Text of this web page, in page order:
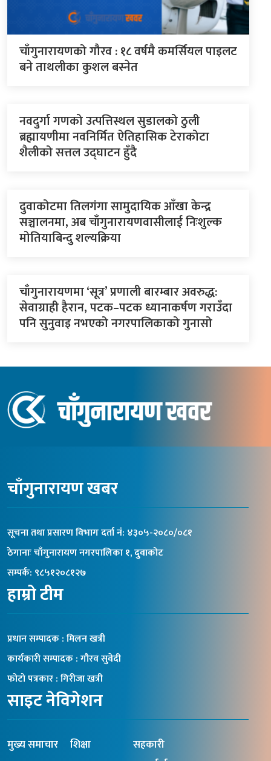
चाँगुनारायणको गौरव : १८ वर्षमै कमर्सियल पाइलट
बने ताथलीका कुशल बस्नेत
नवदुर्गा गणको उत्पत्तिस्थल सुडालको ठुली
ब्रह्मायणीमा नवनिर्मित ऐतिहासिक टेराकोटा
शैलीको सत्तल उद्घाटन हुँदै
दुवाकोटमा तिलगंगा सामुदायिक आँखा केन्द्र
सञ्चालनमा, अब चाँगुनारायणवासीलाई निःशुल्क
मोतियाबिन्दु शल्यक्रिया
चाँगुनारायणमा ‘सूत्र’ प्रणाली बारम्बार अवरुद्ध:
सेवाग्राही हैरान, पटक–पटक ध्यानाकर्षण गराउँदा
पनि सुनुवाइ नभएको नगरपालिकाको गुनासो
चाँगुनारायण खबर
सूचना तथा प्रसारण विभाग दर्ता नंं: ४३०५-२०८०/०८१
ठेगानाः चाँगुनारायण नगरपालिका १, दुवाकोट
सम्पर्क: ९८५१२०८१२७
हाम्रो टीम
प्रधान सम्पादक : मिलन खत्री
कार्यकारी सम्पादक : गौरव सुवेदी
फोटो पत्रकार : गिरीजा खत्री
साइट नेविगेशन
मुख्य समाचार
शिक्षा
सहकारी